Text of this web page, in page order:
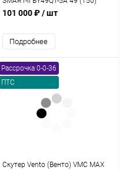
СЕРИЯ N1500, сигнализация VIN
101 000 ₽/ шт
Подробнее
Рассрочка 0-0-36
ПТС
Скутер Vento (Венто) VMC MAX